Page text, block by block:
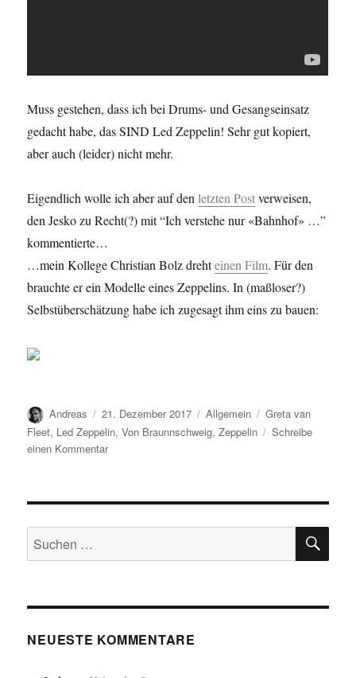
Muss gestehen, dass ich bei Drums- und Gesangseinsatz
gedacht habe, das SIND Led Zeppelin! Sehr gut kopiert,
aber auch (leider) nicht mehr.
Eigendlich wolle ich aber auf denletzten Postverweisen,
den Jesko zu Recht(?) mit “Ich verstehe nur «Bahnhof» …”
kommentierte…
…mein Kollege Christian Bolz drehteinen Film. Für den
brauchte er ein Modelle eines Zeppelins. In (maßloser?)
Selbstüberschätzung habe ich zugesagt ihm eins zu bauen:
Autor
Andreas
Veröffentlicht
am
21. Dezember 2017 Kategorien
Allgemein Schlagwörter
Greta van
Fleet, Led Zeppelin,Von Braunnschweig,Zeppelin
Schreibe
einen Kommentarzu
Suchen
nach:
NEUESTE KOMMENTARE